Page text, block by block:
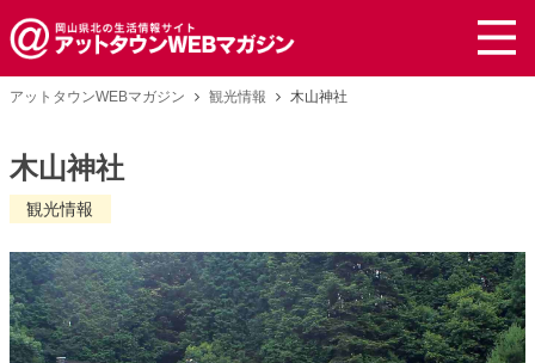
アットタウンWEBマガジン 観光情報 木山神社
木山神社
観光情報